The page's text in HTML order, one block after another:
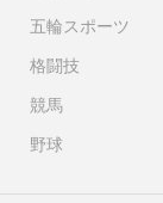
五輪スポーツ
格闘技
競馬
野球